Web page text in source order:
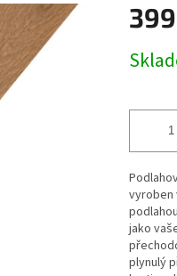
cena:
vyroben
jako
plynulý